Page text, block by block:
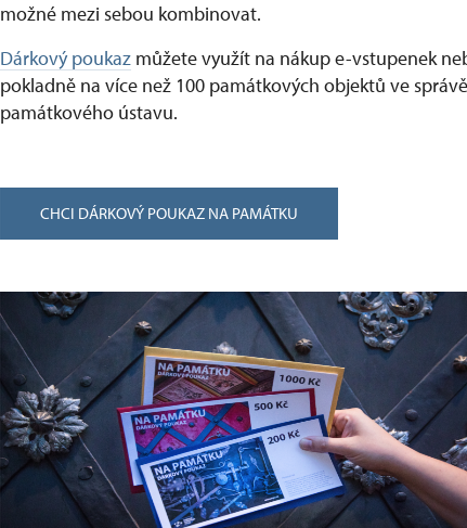
možné mezi sebou kombinovat.
Dárkový poukaz můžete využít na nákup e-vstupenek
pokladně na více než 100 památkových objektů ve
památkového ústavu.
CHCI DÁRKOVÝ POUKAZ NA PAMÁTKU